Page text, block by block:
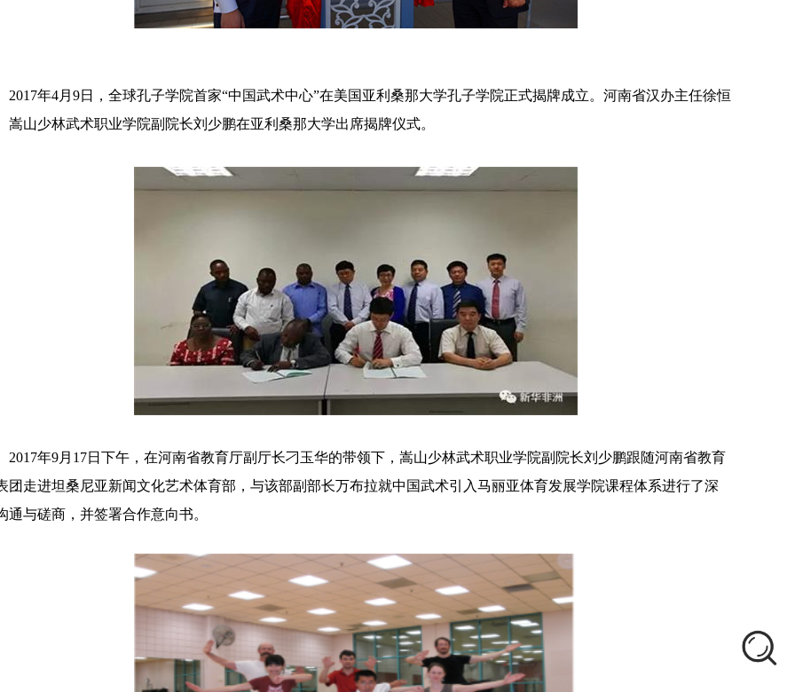
2017年4月9日，全球孔子学院首家“中国武术中心”在美国亚利桑那大学孔子学院正式揭牌成立。河南省汉办主任徐恒
嵩山少林武术职业学院副院长刘少鹏在亚利桑那大学出席揭牌仪式。
2017年9月17日下午，在河南省教育厅副厅长刁玉华的带领下，嵩山少林武术职业学院副院长刘少鹏跟随河南省教育
团走进坦桑尼亚新闻文化艺术体育部，与该部副部长万布拉就中国武术引入马丽亚体育发展学院课程体系进行了深
通与磋商，并签署合作意向书。